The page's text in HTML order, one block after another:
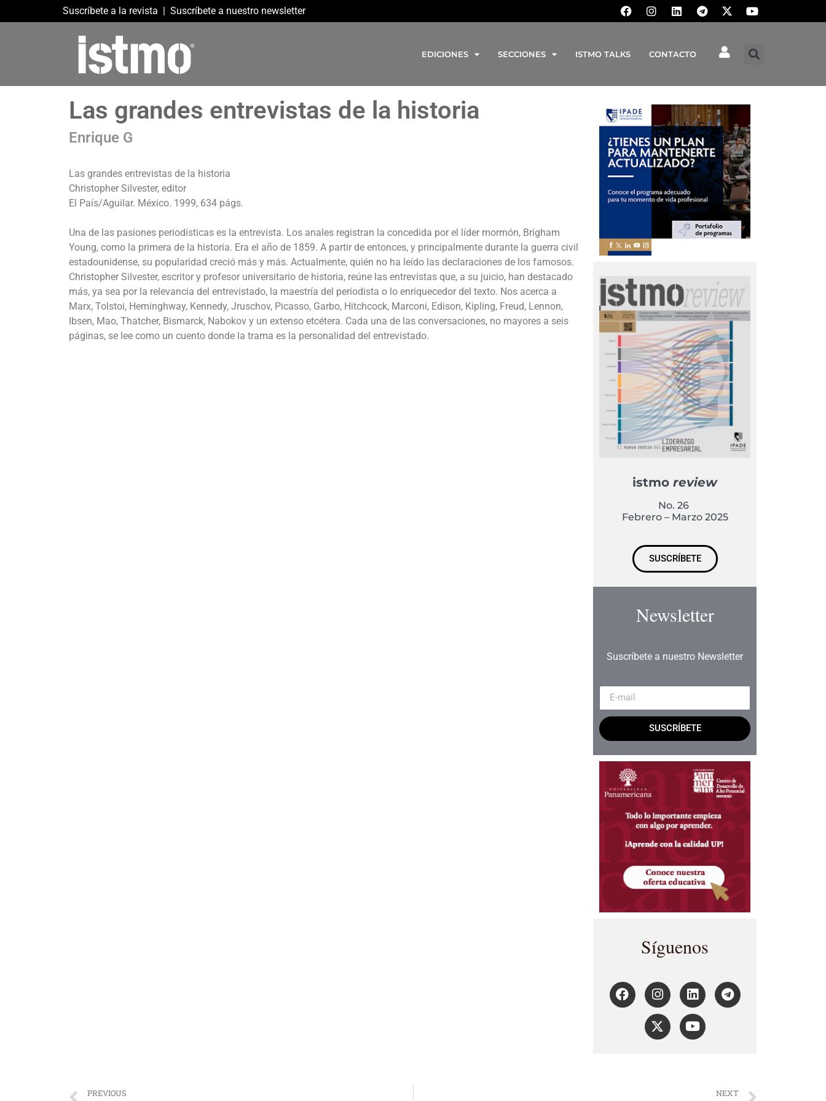
Suscríbete a la revista | Suscríbete a nuestro newsletter
EDICIONES SECCIONES ISTMO TALKS CONTACTO
Las grandes entrevistas de la historia
Enrique G
Las grandes entrevistas de la historia
Christopher Silvester, editor
El País/Aguilar. México. 1999, 634 págs.
Una de las pasiones periodísticas es la entrevista. Los anales registran la concedida por el líder mormón, Brigham
Young, como la primera de la historia. Era el año de 1859. A partir de entonces, y principalmente durante la guerra civil
estadounidense, su popularidad creció más y más. Actualmente, quién no ha leído las declaraciones de los famosos.
Christopher Silvester, escritor y profesor universitario de historia, reúne las entrevistas que, a su juicio, han destacado
más, ya sea por la relevancia del entrevistado, la maestría del periodista o lo enriquecedor del texto. Nos acerca a
Marx, Tolstoi, Heminghway, Kennedy, Jruschov, Picasso, Garbo, Hitchcock, Marconi, Edison, Kipling, Freud, Lennon,
Ibsen, Mao, Thatcher, Bismarck, Nabokov y un extenso etcétera. Cada una de las conversaciones, no mayores a seis
páginas, se lee como un cuento donde la trama es la personalidad del entrevistado.
istmoreview
No. 26
Febrero – Marzo 2025
SUSCRÍBETE
Newsletter
Suscríbete a nuestro Newsletter
SUSCRÍBETE
Síguenos
PREVIOUS NEXT